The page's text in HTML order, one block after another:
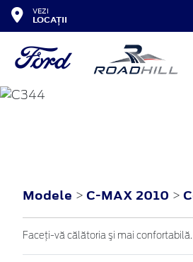
VEZI
LOCAȚII
Modele > C-MAX 2010 >
Faceţi-vă călătoria şi mai